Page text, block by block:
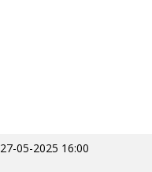
27-05-2025 16:00